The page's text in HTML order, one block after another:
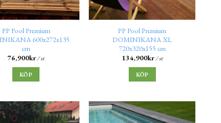
PP Pool Premium
600x272x135
cm
76,900kr/ st
KÖP
PP Pool Premium
DOMINIKANA XL
720x320x155 cm
134,900kr/ st
KÖP